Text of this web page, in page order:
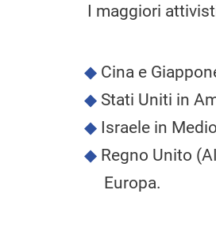
I maggiori
Cina e
Stati Uniti in
Israele in
Regno Unito
Europa.